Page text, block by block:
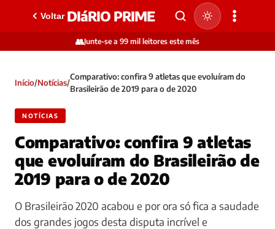
Voltar DIáRIO PRIME
👥Junte-se a 99 mil leitores este mês
Início/Notícias/
Comparativo: confira 9 atletas que evoluíram do
Brasileirão de 2019 para o de 2020
NOTÍCIAS
Comparativo: confira 9 atletas
que evoluíram do Brasileirão de
2019 para o de 2020
O Brasileirão 2020 acabou e por ora só fica a saudade
dos grandes jogos desta disputa incrível e